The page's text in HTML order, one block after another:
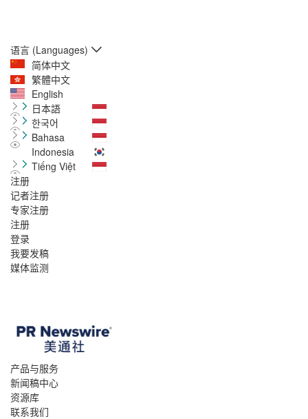
语言 (Languages)
简体中文
繁體中文
English
日本語
한국어
Bahasa
Indonesia
Tiếng Việt
注册
记者注册
专家注册
注册
登录
我要发稿
媒体监测
产品与服务
新闻稿中心
资源库
联系我们